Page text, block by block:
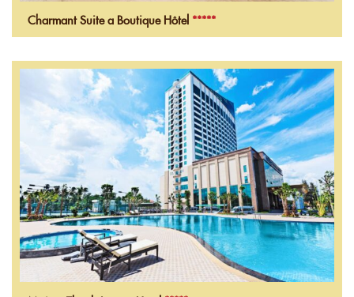
Charmant Suite a Boutique Hôtel *****